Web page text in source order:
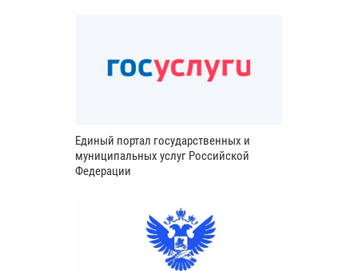
Единый портал государственных и
муниципальных услуг Российской
Федерации